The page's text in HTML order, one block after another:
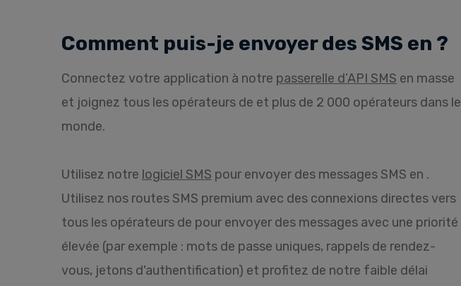
Comment puis-je envoyer des SMS en ?
Connectez votre application à notre passerelle d’API SMS en masse
et joignez tous les opérateurs de et plus de 2 000 opérateurs dans le
monde.
Utilisez notre logiciel SMS pour envoyer des messages SMS en .
Utilisez nos routes SMS premium avec des connexions directes vers
tous les opérateurs de pour envoyer des messages avec une priorité
élevée (par exemple : mots de passe uniques, rappels de rendez-
vous, jetons d'authentification) et profitez de notre faible délai